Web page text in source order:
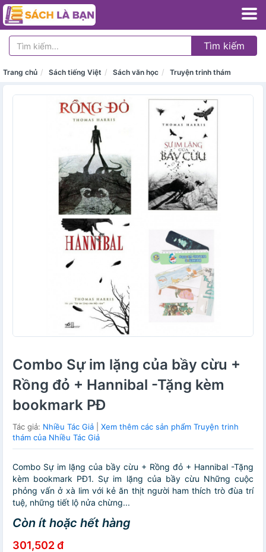
Tìm kiếm
Trang chủ Sách tiếng Việt Sách văn học Truyện trinh thám
Combo Sự im lặng của bầy cừu +
Rồng đỏ + Hannibal -Tặng kèm
bookmark PĐ
Tác giả: Nhiều Tác Giả
Xem thêm các sản phẩm Truyện trinh
thám của Nhiều Tác Giả
Combo Sự im lặng của bầy cừu + Rồng đỏ + Hannibal -Tặng
kèm bookmark PĐ1. Sự im lặng của bầy cừu Những cuộc
phỏng vấn ở xà lim với kẻ ăn thịt người ham thích trò đùa trí
tuệ, những tiết lộ nửa chừng...
Còn ít hoặc hết hàng
301,502 đ